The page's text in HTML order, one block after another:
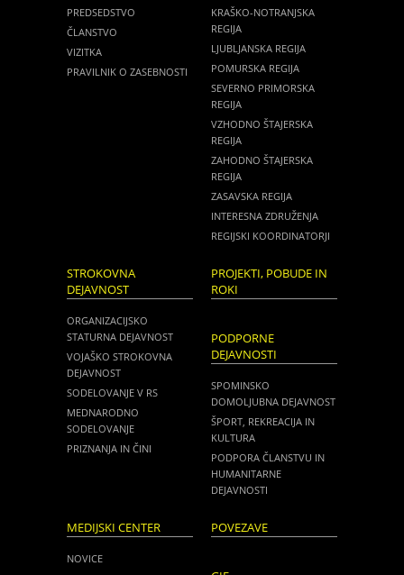
PREDSEDSTVO
ČLANSTVO
VIZITKA
PRAVILNIK O ZASEBNOSTI
KRAŠKO-NOTRANJSKA
REGIJA
LJUBLJANSKA REGIJA
POMURSKA REGIJA
SEVERNO PRIMORSKA
REGIJA
VZHODNO ŠTAJERSKA
REGIJA
ZAHODNO ŠTAJERSKA
REGIJA
ZASAVSKA REGIJA
INTERESNA ZDRUŽENJA
REGIJSKI KOORDINATORJI
STROKOVNA
DEJAVNOST
ORGANIZACIJSKO
STATURNA DEJAVNOST
VOJAŠKO STROKOVNA
DEJAVNOST
SODELOVANJE V RS
MEDNARODNO
SODELOVANJE
PRIZNANJA IN ČINI
PROJEKTI, POBUDE IN
ROKI
PODPORNE
DEJAVNOSTI
SPOMINSKO
DOMOLJUBNA DEJAVNOST
ŠPORT, REKREACIJA IN
KULTURA
PODPORA ČLANSTVU IN
HUMANITARNE
DEJAVNOSTI
MEDIJSKI CENTER
NOVICE
POVEZAVE